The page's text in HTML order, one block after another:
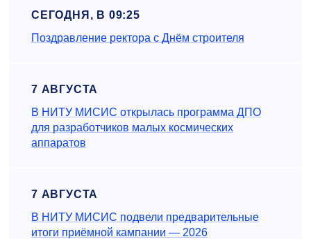
СЕГОДНЯ, В 09:25
Поздравление ректора с Днём строителя
7 АВГУСТА
В НИТУ МИСИС открылась программа ДПО
для разработчиков малых космических
аппаратов
7 АВГУСТА
В НИТУ МИСИС подвели предварительные
итоги приёмной кампании — 2026